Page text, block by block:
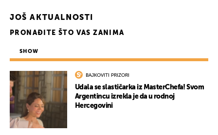
JOŠ AKTUALNOSTI
PRONAĐITE ŠTO VAS ZANIMA
SHOW
BAJKOVITI PRIZORI
Udala se slastičarka iz MasterChefa! Svom
Argentincu izrekla je da u rodnoj
Hercegovini